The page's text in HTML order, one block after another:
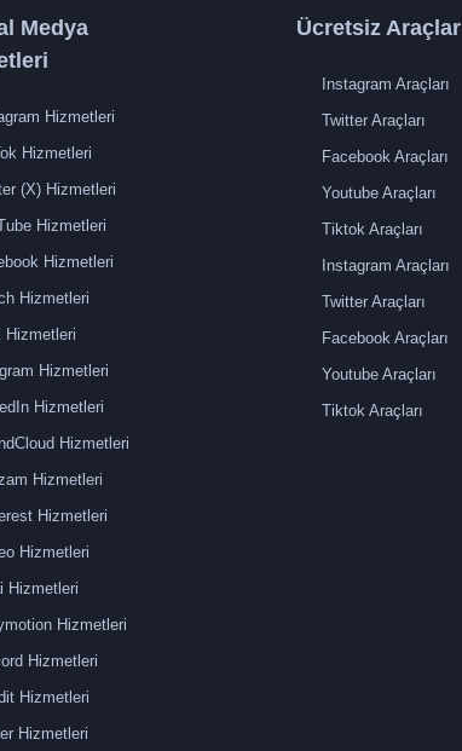
Medya
Hizmetleri
Hizmetleri
(X) Hizmetleri
Hizmetleri
Hizmetleri
Hizmetleri
Hizmetleri
Hizmetleri
Hizmetleri
Hizmetleri
Hizmetleri
Hizmetleri
Hizmetleri
Hizmetleri
Hizmetleri
Hizmetleri
Hizmetleri
Hizmetleri
Ücretsiz Araçlar
Instagram Araçları
Twitter Araçları
Facebook Araçları
Youtube Araçları
Tiktok Araçları
Instagram Araçları
Twitter Araçları
Facebook Araçları
Youtube Araçları
Tiktok Araçları